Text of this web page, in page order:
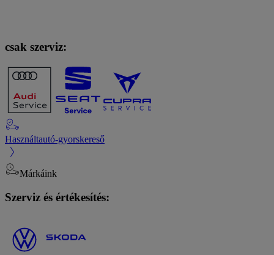
csak szerviz:
Használtautó-gyorskereső
Márkáink
Szerviz és értékesítés: